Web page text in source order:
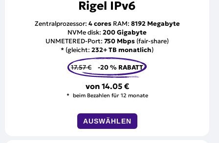
Rigel IPv6
Zentralprozessor: 4 coresRAM: 8192 Megabyte
NVMe disk: 200 Gigabyte
UNMETERED-Port: 750 Mbps (fair-share)
* (gleicht: 232+ TB monatlich)
17.57 € -20 % RABATT
von 14.05 €
beim Bezahlen für 12 monate
AUSWÄHLEN